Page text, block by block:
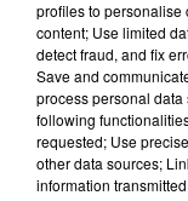
Un
Aigle, à
pour nous
continue
profiles to personalise
content; Use limited
detect fraud, and fix
Save and
process personal
following
requested; Use
other data sources;
information